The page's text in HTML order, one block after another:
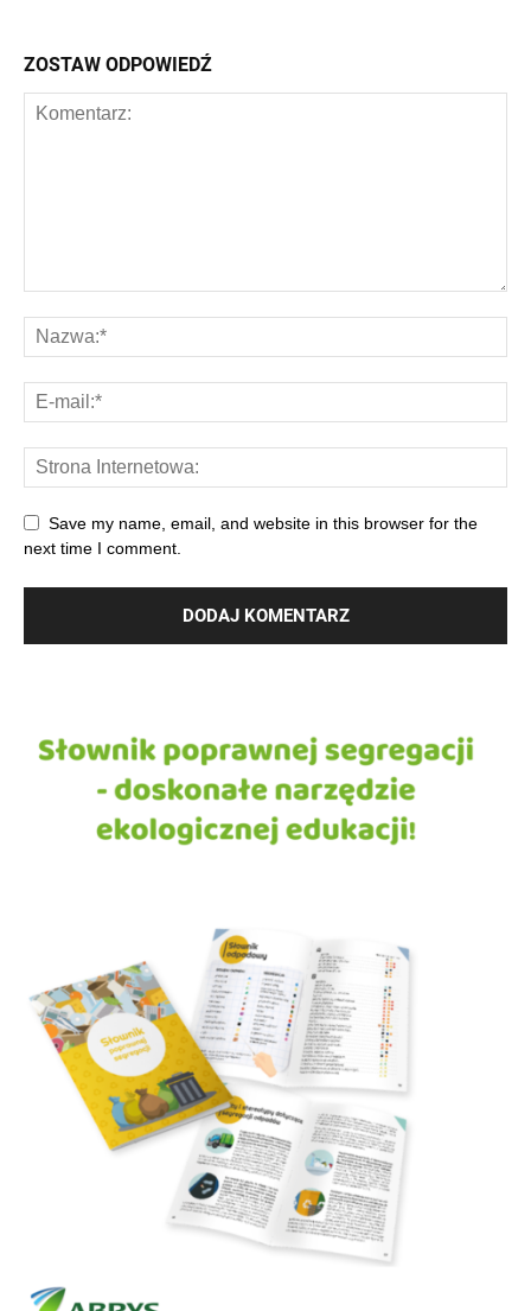
ZOSTAW ODPOWIEDŹ
Save my name, email, and website in this browser for the
next time I comment.